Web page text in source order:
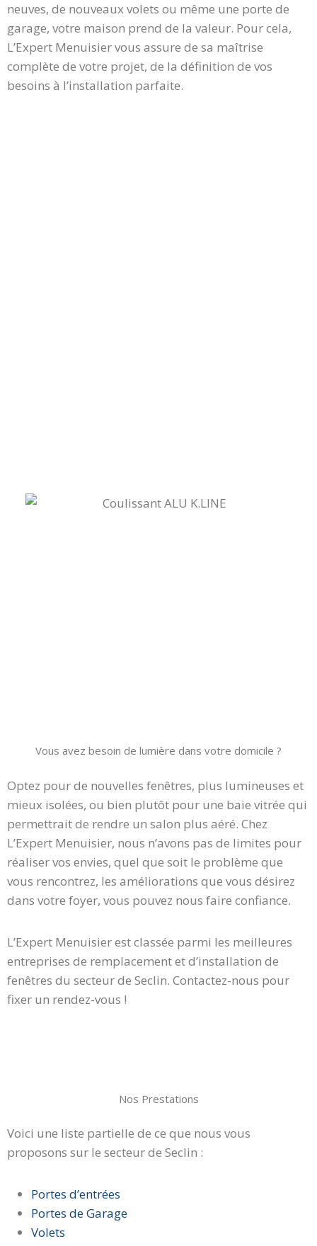
neuves, de nouveaux volets ou même une porte de
garage, votre maison prend de la valeur. Pour cela,
L’Expert Menuisier vous assure de sa maîtrise
complète de votre projet, de la définition de vos
besoins à l’installation parfaite.
Vous avez besoin de lumière dans votre domicile ?
Optez pour de nouvelles fenêtres, plus lumineuses et
mieux isolées, ou bien plutôt pour une baie vitrée qui
permettrait de rendre un salon plus aéré. Chez
L’Expert Menuisier, nous n’avons pas de limites pour
réaliser vos envies, quel que soit le problème que
vous rencontrez, les améliorations que vous désirez
dans votre foyer, vous pouvez nous faire confiance.
L’Expert Menuisier est classée parmi les meilleures
entreprises de remplacement et d’installation de
fenêtres du secteur de Seclin. Contactez-nous pour
fixer un rendez-vous !
Nos Prestations
Voici une liste partielle de ce que nous vous
proposons sur le secteur de Seclin :
Portes d’entrées
Portes de Garage
Volets